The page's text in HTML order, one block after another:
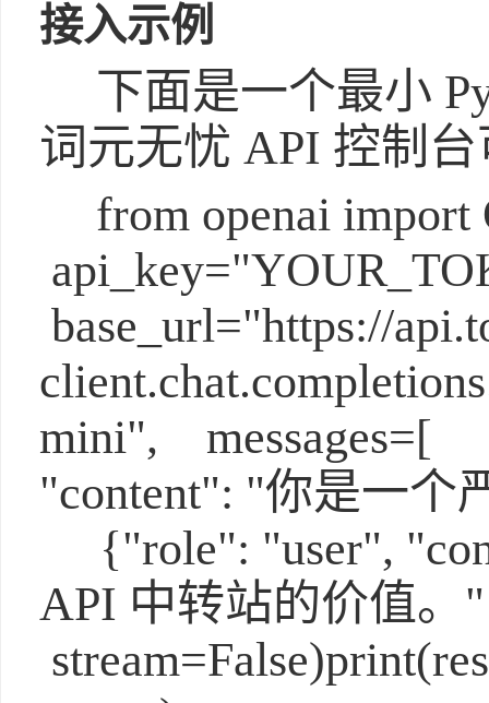
接入示例
下面是一个最小
词元无忧 API 控制
from openai
base_url="https://
mini",
"content": "你是一
{"role": "user",
API 中转站的价值